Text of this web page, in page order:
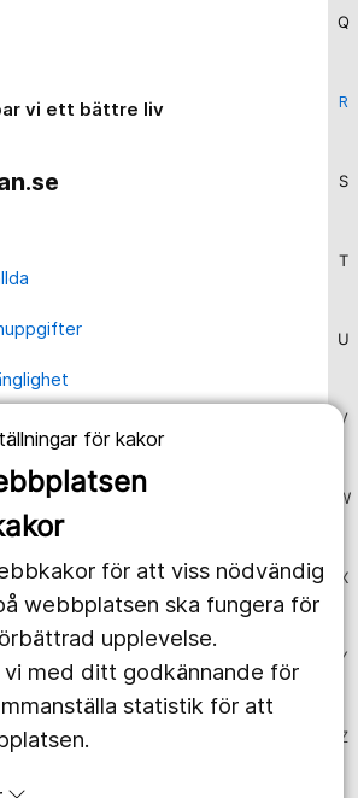
för kakor
för att viss nödvändig
webbplatsen ska fungera för
upplevelse.
vi med ditt godkännande för
statistik för att
Q
R
S
T
U
V
W
X
Y
Z
vi ett bättre liv